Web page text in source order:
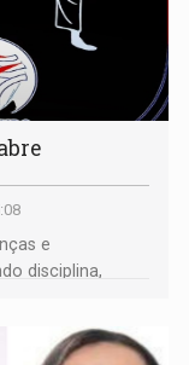
e
disciplina,